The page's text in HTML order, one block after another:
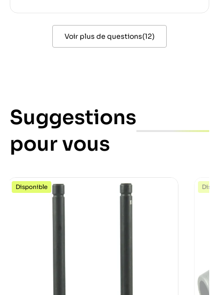
Voir plus de questions(12)
Suggestions
pour vous
Disponible